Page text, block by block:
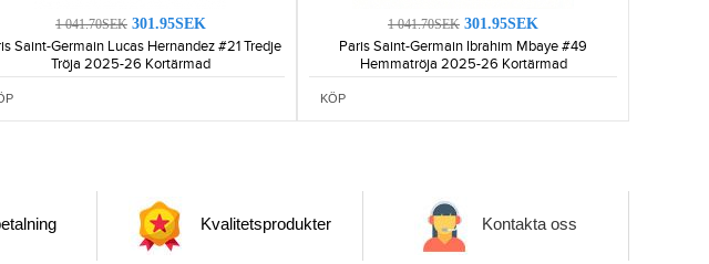
1 041.70SEK 301.95SEK
Saint-Germain Lucas Hernandez #21 Tredje
Tröja 2025-26 Kortärmad
1 041.70SEK 301.95SEK
Paris Saint-Germain Ibrahim Mbaye #49
Hemmatröja 2025-26 Kortärmad
KÖP
Kvalitetsprodukter Kontakta oss